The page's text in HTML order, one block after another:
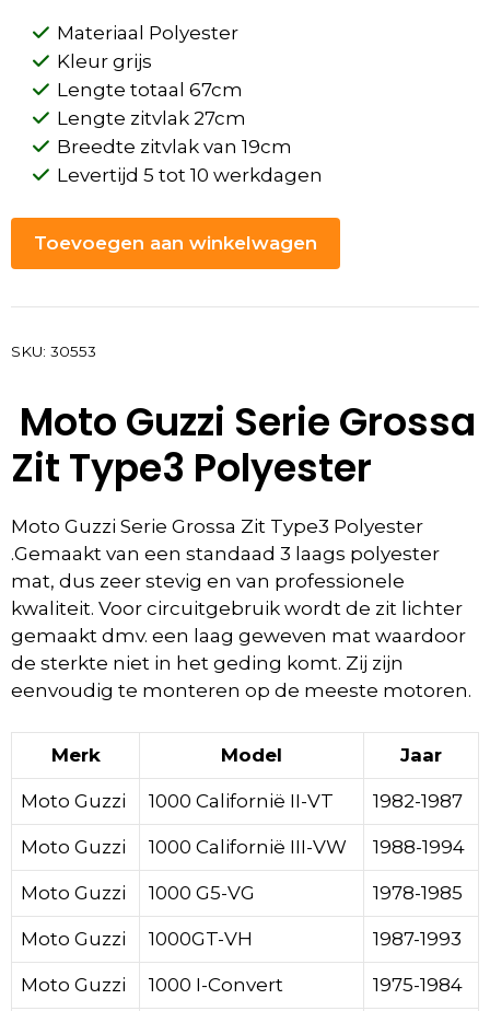
Materiaal Polyester
Kleur grijs
Lengte totaal 67cm
Lengte zitvlak 27cm
Breedte zitvlak van 19cm
Levertijd 5 tot 10 werkdagen
Toevoegen aan winkelwagen
SKU: 30553
Moto Guzzi Serie Grossa
Zit Type3 Polyester
Moto Guzzi Serie Grossa Zit Type3 Polyester
.Gemaakt van een standaad 3 laags polyester
mat, dus zeer stevig en van professionele
kwaliteit. Voor circuitgebruik wordt de zit lichter
gemaakt dmv. een laag geweven mat waardoor
de sterkte niet in het geding komt. Zij zijn
eenvoudig te monteren op de meeste motoren.
Merk Model Jaar
Moto Guzzi 1000 Californië II-VT 1982-1987
Moto Guzzi 1000 Californië III-VW 1988-1994
Moto Guzzi 1000 G5-VG 1978-1985
Moto Guzzi 1000GT-VH 1987-1993
Moto Guzzi 1000 I-Convert 1975-1984